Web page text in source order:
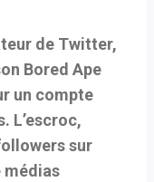
de Twitter,
Bored Ape
un compte
L’escroc,
sur
médias